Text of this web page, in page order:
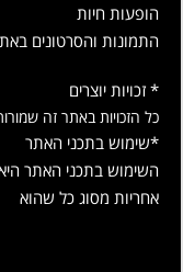
הופעות חיות
התמונות והסרטונים
* זכויות יוצרים
כל הזכויות באתר זה
*שימוש בתכני האתר
השימוש בתכני האתר
אחריות מסוג כל שהוא